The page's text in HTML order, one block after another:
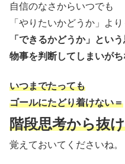
自信のなさからいつでも
「やりたいかどうか」より
「できるかどうか」とい
物事を判断してしまいがち
いつまでたっても
ゴールにたどり着けない＝
階段思考から抜
覚えておいてくださいね。